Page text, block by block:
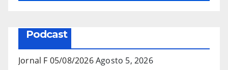
Podcast
Jornal F 05/08/2026Agosto 5, 2026